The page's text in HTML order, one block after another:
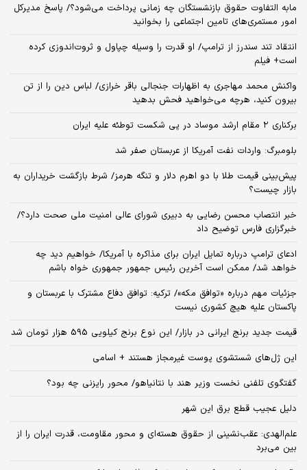
مابه التفاوت حقوق بازنشستگان چه زمانی پرداخت می‌شود؟/ پاسخ مدیرکل
امور مستمری‌های تامین اجتماعی را بخوانید
انتقاد تند سندرز از ترامپ/ او قدرت را وسیله چپاول و ثروت‌اندوزی کرده
است+ فیلم
واکنش محمد مهاجری به اظهارات جنجالی باقر خرازی/ لباس دین را از تن
بیرون کنید، هرچه می‌خواهید فحش بدهید
برکناری ۲ مقام‌ ارشد موساد در پی شکست توطئه علیه ایران
بلومبرگ: واردات نفت آمریکا از عربستان صفر شد
پیش‌بینی قیمت طلا با دو اهرم دلار و تنگه هرمز/ شرط بازگشت خریداران به
بازار چیست؟
خبر انتصاب محسن رضایی به دبیری شورای عالی امنیت ملی صحت دارد؟/
خبرگزاری فارس توضیح داد
ادعای ترامپ درباره تمایل ایران برای مذاکره با آمریکا/ خواهیم دید چه
خواهد شد/ ممکن است آخرین رئیس‌ جمهور جمهوری خواه باشم
جزئیات مهم درباره «توافق مکه»/ ترکیه‌: توافق دفاع مشترک با عربستان و
پاکستان علیه هیچ کشوری نیست
قیمت جدید برنج ایرانی در بازار/ این نوع برنج کیلویی 595 هزار تومان شد
این ژل‌های شستشوی پوست غیرمجاز هستند + اسامی
گفتگوی تلفنی نخست وزیر هند با نتانیاهو/ محور رایزنی چه بود؟
دلیل عجیب قطع برق این شهر
علم‌الهدی: عقب‌نشینی از حقوق هسته‌ای و محور مقاومت، قدرت ایران را از
بین می‌برد